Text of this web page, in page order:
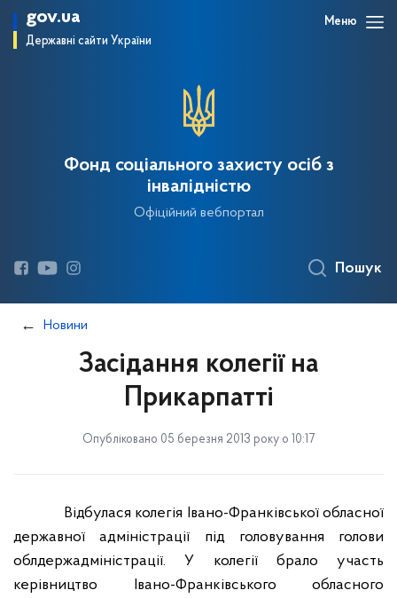
gov.ua
Державні сайти України
Меню
Фонд соціального захисту осіб з
інвалідністю
Офіційний вебпортал
Пошук
Новини
Засідання колегії на
Прикарпатті
Опубліковано 05 березня 2013 року о 10:17
Відбулася колегія Івано-Франківської обласної
державної адміністрації під головування голови
облдержадміністрації. У колегії брало участь
керівництво Івано-Франківського обласного